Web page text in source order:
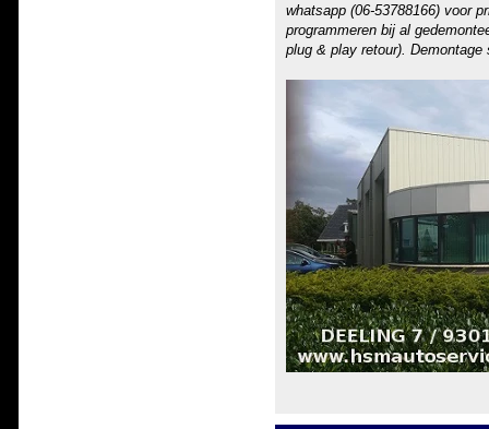
whatsapp (06-53788166) voor
programmeren bij al
plug & play retour).